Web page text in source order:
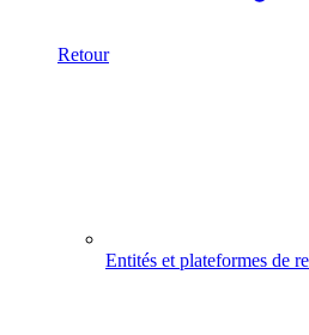
Retour
Entités et plateformes de